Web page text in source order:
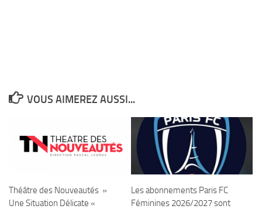
VOUS AIMEREZ AUSSI...
Théâtre des Nouveautés »
Une Situation Délicate «
Les abonnements Paris FC
Féminines 2026/2027 sont